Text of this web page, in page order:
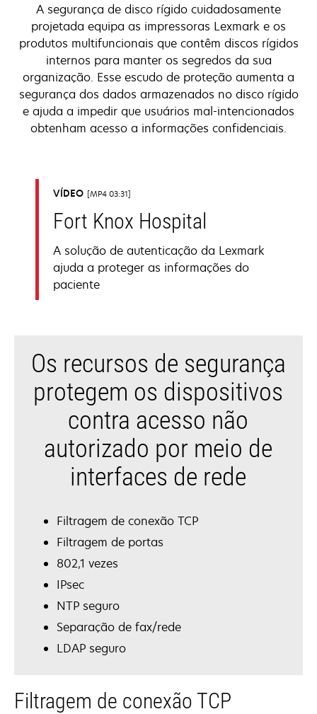
A segurança de disco rígido cuidadosamente
projetada equipa as impressoras Lexmark e os
produtos multifuncionais que contêm discos rígidos
internos para manter os segredos da sua
organização. Esse escudo de proteção aumenta a
segurança dos dados armazenados no disco rígido
e ajuda a impedir que usuários mal-intencionados
obtenham acesso a informações confidenciais.
VÍDEO MP4 03:31
Fort Knox Hospital
A solução de autenticação da Lexmark
ajuda a proteger as informações do
paciente
Os recursos de segurança
protegem os dispositivos
contra acesso não
autorizado por meio de
interfaces de rede
Filtragem de conexão TCP
Filtragem de portas
802,1 vezes
IPsec
NTP seguro
Separação de fax/rede
LDAP seguro
Filtragem de conexão TCP